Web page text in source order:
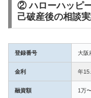
② ハローハッピ
己破産後の相談
登録番号 大阪
金利 年
融資額 1万